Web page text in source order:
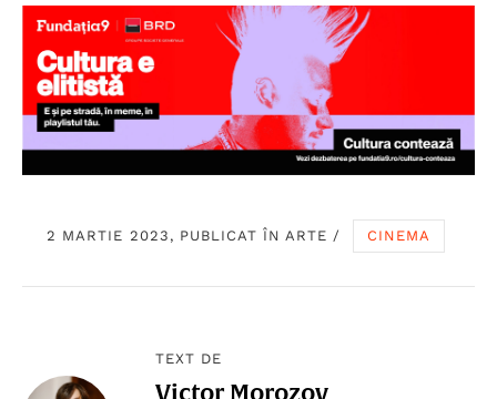
2 MARTIE 2023, PUBLICAT ÎN ARTE / CINEMA
TEXT DE
Victor Morozov